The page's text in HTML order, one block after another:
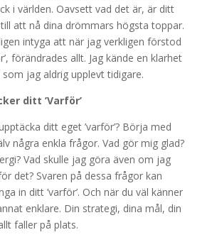
i världen. Oavsett vad det är, är ditt
till att nå dina drömmars högsta toppar.
intyga att när jag verkligen förstod
förändrades allt. Jag kände en klarhet
jag aldrig upplevt tidigare.
ditt ’Varför’
ditt eget ’varför’? Börja med
några enkla frågor. Vad gör mig glad?
Vad skulle jag göra även om jag
det? Svaren på dessa frågor kan
in ditt ’varför’. Och när du väl känner
enklare. Din strategi, dina mål, din
faller på plats.